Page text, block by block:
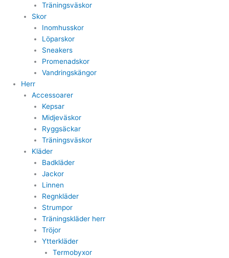
Träningsväskor
Skor
Inomhusskor
Löparskor
Sneakers
Promenadskor
Vandringskängor
Herr
Accessoarer
Kepsar
Midjeväskor
Ryggsäckar
Träningsväskor
Kläder
Badkläder
Jackor
Linnen
Regnkläder
Strumpor
Träningskläder herr
Tröjor
Ytterkläder
Termobyxor